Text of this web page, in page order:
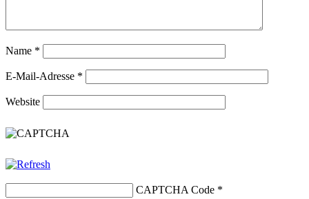
Name *
E-Mail-Adresse *
Website
CAPTCHA Code *